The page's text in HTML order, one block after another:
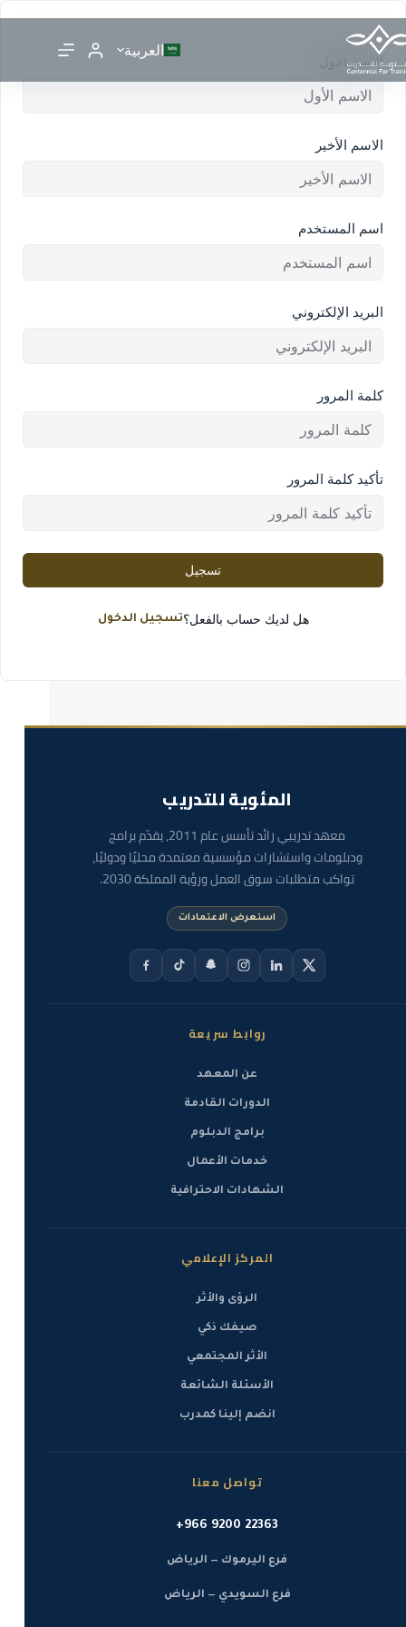
العربية
الاسم الأول
الاسم الأخير
اسم المستخدم
البريد الإلكتروني
كلمة المرور
تأكيد كلمة المرور
تسجيل
هل لديك حساب بالفعل؟تسجيل الدخول
المئوية للتدريب
معهد تدريبي رائد تأسس عام 2011، يقدّم برامج
ودبلومات واستشارات مؤسسية معتمدة محليًا ودوليًا،
تواكب متطلبات سوق العمل ورؤية المملكة 2030.
استعرض الاعتمادات
روابط سريعة
عن المعهد
الدورات القادمة
برامج الدبلوم
خدمات الأعمال
الشهادات الاحترافية
المركز الإعلامي
الرؤى والأثر
صيفك ذكي
الأثر المجتمعي
الأسئلة الشائعة
انضم إلينا كمدرب
تواصل معنا
+966 9200 22363
فرع اليرموك — الرياض
فرع السويدي — الرياض